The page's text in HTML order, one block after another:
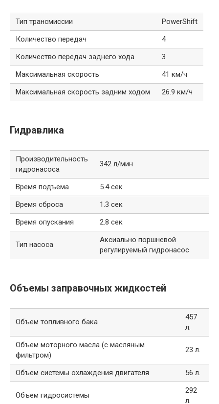
Тип трансмиссии
PowerShift
Количество передач
4
Количество передач заднего хода
3
Максимальная скорость
41 км/ч
Максимальная скорость задним ходом
26.9 км/ч
Гидравлика
Производительность
гидронасоса
342 л/мин
Время подъема
5.4 сек
Время сброса
1.3 сек
Время опускания
2.8 сек
Тип насоса
Аксиально поршневой
регулируемый гидронасос
Объемы заправочных жидкостей
Объем топливного бака
457
л.
Объем моторного масла (с масляным
фильтром)
23 л.
Объем системы охлаждения двигателя 56 л.
Объем гидросистемы
292
л.